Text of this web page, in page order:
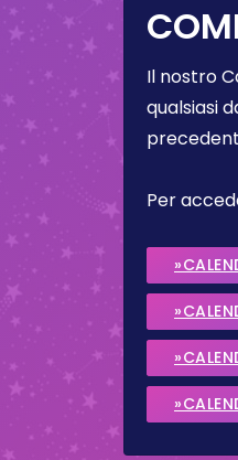
Il nostro
qualsiasi
Per